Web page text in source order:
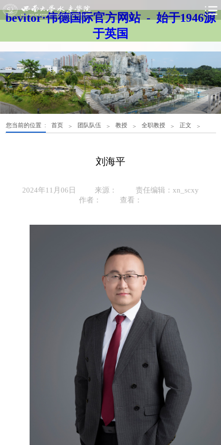
bevitor·伟德国际官方网站 - 始于1946源
于英国
您当前的位置 : 首页 > 团队队伍 > 教授 > 全职教授 > 正文 >
刘海平
2024年11月06日 来源：
责任编辑：xn_scxy
作者：
查看：